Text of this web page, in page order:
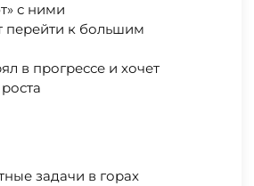
с ними
перейти к большим
в прогрессе и хочет
задачи в горах